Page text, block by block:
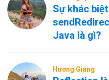
Sự khác
Java là gì?
Hương Giang